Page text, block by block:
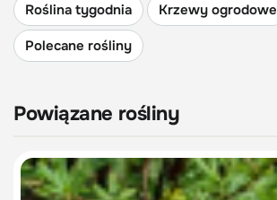
Roślina tygodnia
Krzewy ogrodowe
Polecane rośliny
Powiązane rośliny